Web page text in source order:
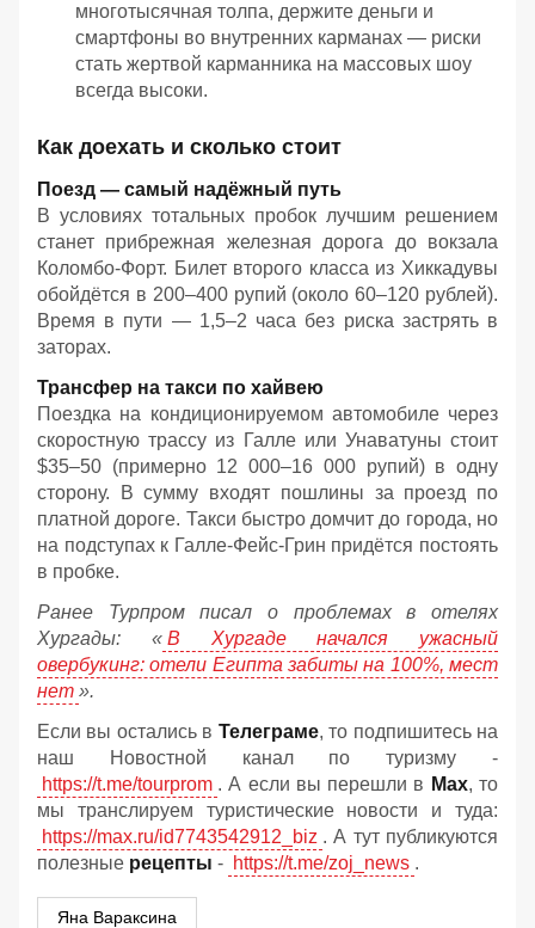
многотысячная толпа, держите деньги и
смартфоны во внутренних карманах — риски
стать жертвой карманника на массовых шоу
всегда высоки.
Как доехать и сколько стоит
Поезд — самый надёжный путь
В условиях тотальных пробок лучшим решением
станет прибрежная железная дорога до вокзала
Коломбо-Форт. Билет второго класса из Хиккадувы
обойдётся в 200–400 рупий (около 60–120 рублей).
Время в пути — 1,5–2 часа без риска застрять в
заторах.
Трансфер на такси по хайвею
Поездка на кондиционируемом автомобиле через
скоростную трассу из Галле или Унаватуны стоит
$35–50 (примерно 12 000–16 000 рупий) в одну
сторону. В сумму входят пошлины за проезд по
платной дороге. Такси быстро домчит до города, но
на подступах к Галле-Фейс-Грин придётся постоять
в пробке.
Ранее Турпром писал о проблемах в отелях
Хургады: « В Хургаде начался ужасный
овербукинг: отели Египта забиты на 100%, мест
нет ».
Если вы остались в Телеграме, то подпишитесь на
наш Новостной канал по туризму -
https://t.me/tourprom . А если вы перешли в Мах, то
мы транслируем туристические новости и туда:
https://max.ru/id7743542912_biz . А тут публикуются
полезные рецепты - https://t.me/zoj_news .
Яна Вараксина